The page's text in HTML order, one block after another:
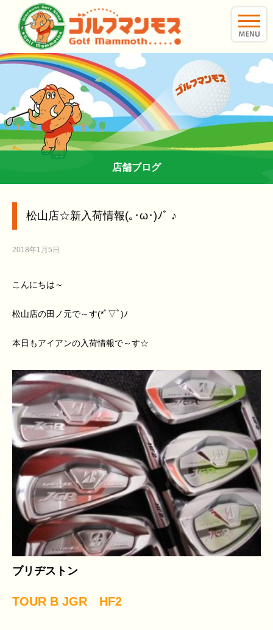
店舗ブログ
松山店☆新入荷情報(｡･ω･)ﾉﾞ ♪
2018年1月5日
こんにちは～
松山店の田ノ元で～す(*ﾟ▽ﾟ)ﾉ
本日もアイアンの入荷情報で～す☆
ブリヂストン
TOUR B JGR HF2